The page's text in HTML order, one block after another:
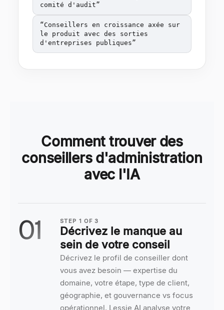
comité d'audit”
“Conseillers en croissance axée sur
le produit avec des sorties
d'entreprises publiques”
Comment trouver des
conseillers d'administration
avec l'IA
01 STEP 1 OF3
Décrivez le manque au
sein de votre conseil
Décrivez le profil de conseiller dont
vous avez besoin — expertise du
domaine, votre étape, type de client,
géographie, et gouvernance vs focus
opérationnel. Lessie AI analyse votre